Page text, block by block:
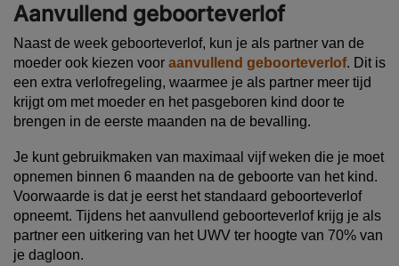
Aanvullend geboorteverlof
Naast de week geboorteverlof, kun je als partner van de
moeder ook kiezen voor aanvullend geboorteverlof. Dit is
een extra verlofregeling, waarmee je als partner meer tijd
krijgt om met moeder en het pasgeboren kind door te
brengen in de eerste maanden na de bevalling.
Je kunt gebruikmaken van maximaal vijf weken die je moet
opnemen binnen 6 maanden na de geboorte van het kind.
Voorwaarde is dat je eerst het standaard geboorteverlof
opneemt. Tijdens het aanvullend geboorteverlof krijg je als
partner een uitkering van het UWV ter hoogte van 70% van
je dagloon.